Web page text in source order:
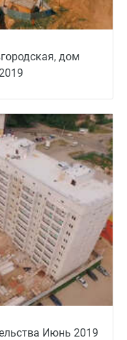
дом
Июнь 2019